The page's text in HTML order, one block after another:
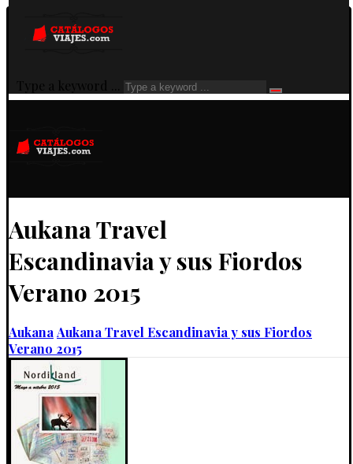
Type a keyword ...
Aukana Travel
Escandinavia y sus Fiordos
Verano 2015
Aukana Aukana Travel Escandinavia y sus Fiordos
Verano 2015